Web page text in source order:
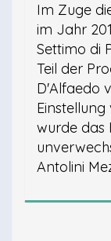
Im Zuge
im Jahr
Settimo di
Teil der
D'Alfaedo
wurde das
Antolini